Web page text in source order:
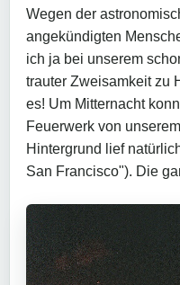
Wegen der
angekündigten
ich ja bei unserem
trauter Zweisamkeit zu
es! Um Mitternacht
Feuerwerk von
Hintergrund lief
San Francisco"). Die